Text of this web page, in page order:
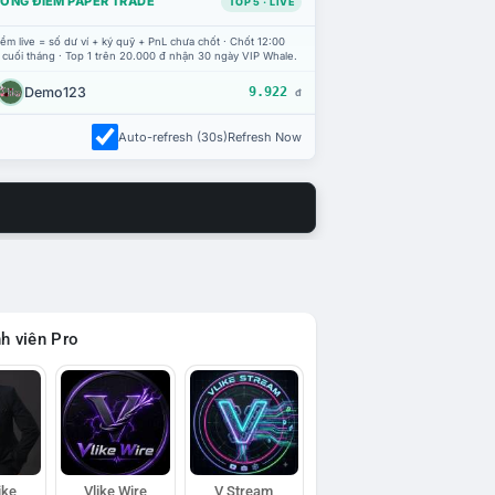
live = số dư ví + ký quỹ + PnL chưa chốt · Chốt 12:00
tháng · Top 1 trên 20.000 đ nhận 30 ngày VIP Whale.
Demo123 9.922 đ
Auto-refresh (30s)Refresh Now
viên Pro
Vlike Wire V Stream